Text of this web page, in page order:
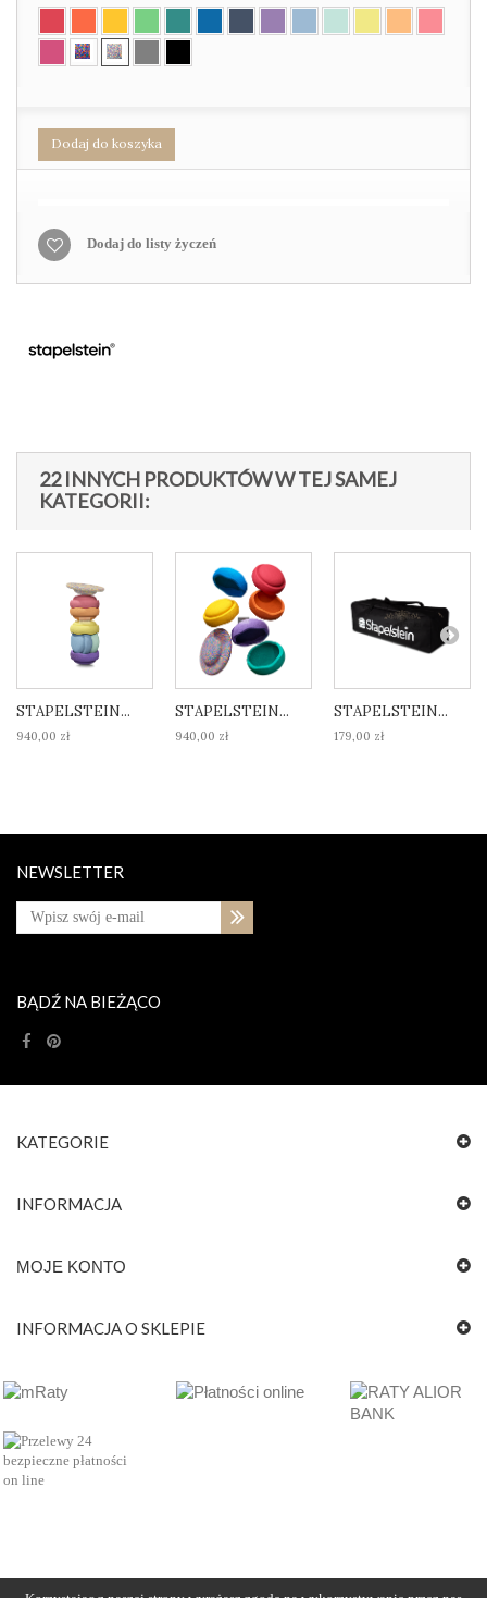
Dodaj do koszyka
Dodaj do listy życzeń
22 INNYCH PRODUKTÓW W TEJ SAMEJ
KATEGORII:
STAPELSTEIN...
940,00 zł
STAPELSTEIN...
940,00 zł
STAPELSTEIN...
179,00 zł
NEWSLETTER
BĄDŹ NA BIEŻĄCO
KATEGORIE
INFORMACJA
MOJE KONTO
INFORMACJA O SKLEPIE